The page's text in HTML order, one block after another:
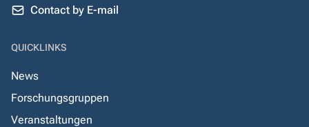
Contact by E-mail
QUICKLINKS
News
Forschungsgruppen
Veranstaltungen